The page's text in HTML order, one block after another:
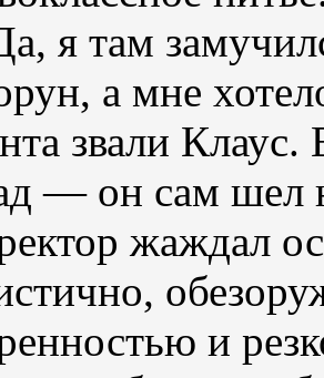
я там
а мне
звали Клаус.
— он сам шел
жаждал
и